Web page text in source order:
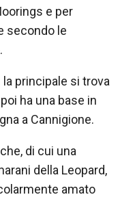
e per
secondo le
principale si trova
ha una base in
a Cannigione.
di cui una
della Leopard,
amato